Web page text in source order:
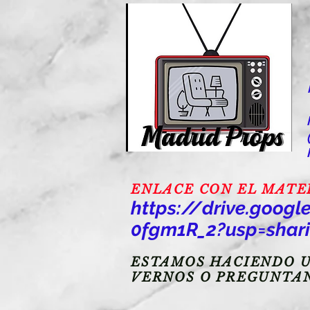
ENLACE CON EL
https://
ESTAMOS HACIENDO
VERNOS O